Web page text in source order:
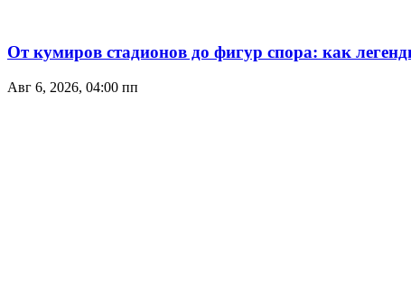
От кумиров стадионов до фигур спора: как
Авг 6, 2026, 04:00 пп